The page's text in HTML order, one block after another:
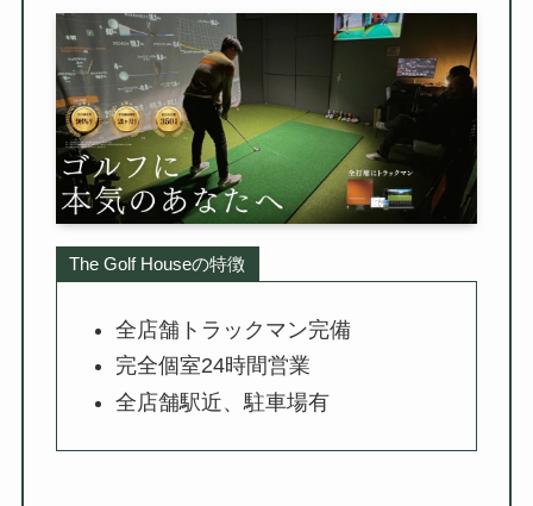
The Golf Houseの特徴
全店舗トラックマン完備
完全個室24時間営業
全店舗駅近、駐車場有